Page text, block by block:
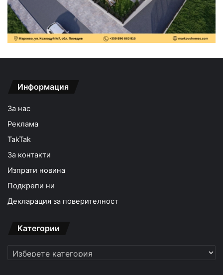
Информация
За нас
Реклама
TakTak
За контакти
Изпрати новина
Подкрепи ни
Декларация за поверителност
Категории
Категории